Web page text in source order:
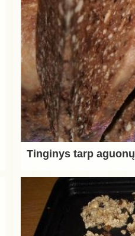
Tinginys tarp aguonų